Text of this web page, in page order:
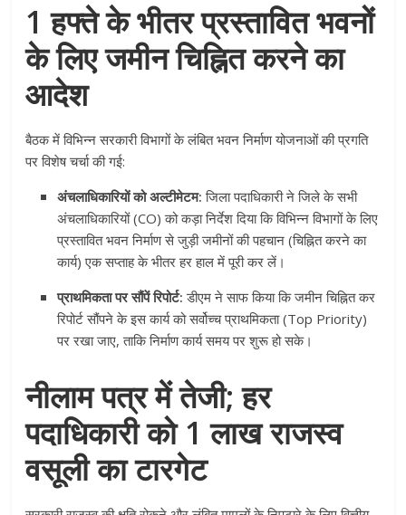
1 हफ्ते के भीतर प्रस्तावित भवनों
के लिए जमीन चिह्नित करने का
आदेश
बैठक में विभिन्न सरकारी विभागों के लंबित भवन निर्माण योजनाओं की प्रगति
पर विशेष चर्चा की गई:
अंचलाधिकारियों को अल्टीमेटम: जिला पदाधिकारी ने जिले के सभी
अंचलाधिकारियों (CO) को कड़ा निर्देश दिया कि विभिन्न विभागों के लिए
प्रस्तावित भवन निर्माण से जुड़ी जमीनों की पहचान (चिह्नित करने का
कार्य) एक सप्ताह के भीतर हर हाल में पूरी कर लें।
प्राथमिकता पर सौंपें रिपोर्ट: डीएम ने साफ किया कि जमीन चिह्नित कर
रिपोर्ट सौंपने के इस कार्य को सर्वोच्च प्राथमिकता (Top Priority)
पर रखा जाए, ताकि निर्माण कार्य समय पर शुरू हो सके।
नीलाम पत्र में तेजी; हर
पदाधिकारी को 1 लाख राजस्व
वसूली का टारगेट